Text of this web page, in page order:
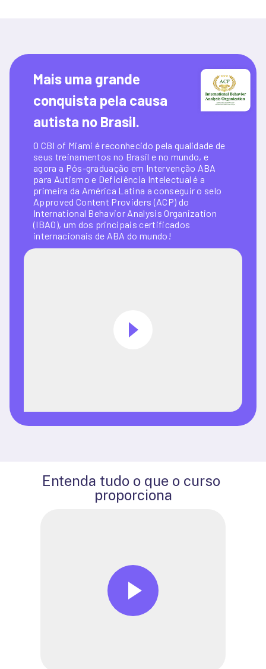
Mais uma grande
conquista pela causa
autista no Brasil.
O CBI of Miami é reconhecido pela qualidade de
seus treinamentos no Brasil e no mundo, e
agora a Pós-graduação em Intervenção ABA
para Autismo e Deficiência Intelectual é a
primeira da América Latina a conseguir o selo
Approved Content Providers (ACP) do
International Behavior Analysis Organization
(IBAO), um dos principais certificados
internacionais de ABA do mundo!
Entenda tudo o que o curso
proporciona